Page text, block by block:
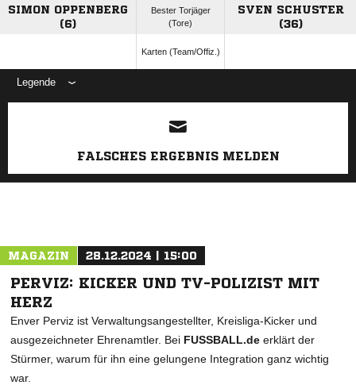
SIMON OPPENBERG
(6)
Bester Torjäger
(Tore)
SVEN SCHUSTER
(36)
Karten (Team/Offiz.)
Legende
ANZEIGE
FALSCHES ERGEBNIS MELDEN
MAGAZIN 28.12.2024 | 15:00
PERVIZ: KICKER UND TV-POLIZIST MIT
HERZ
Enver Perviz ist Verwaltungsangestellter, Kreisliga-Kicker und
ausgezeichneter Ehrenamtler. Bei FUSSBALL.de erklärt der
Stürmer, warum für ihn eine gelungene Integration ganz wichtig
war.